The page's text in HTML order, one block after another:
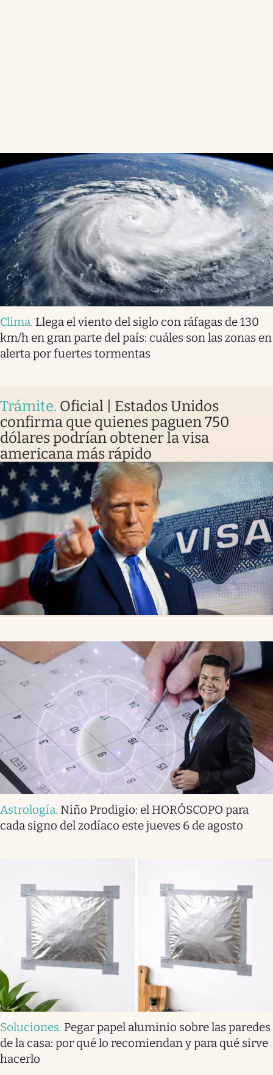
Clima. Llega el viento del siglo con ráfagas de 130
km/h en gran parte del país: cuáles son las zonas en
alerta por fuertes tormentas
Trámite. Oficial | Estados Unidos
confirma que quienes paguen 750
dólares podrían obtener la visa
americana más rápido
Astrología. Niño Prodigio: el HORÓSCOPO para
cada signo del zodíaco este jueves 6 de agosto
Soluciones. Pegar papel aluminio sobre las paredes
de la casa: por qué lo recomiendan y para qué sirve
hacerlo